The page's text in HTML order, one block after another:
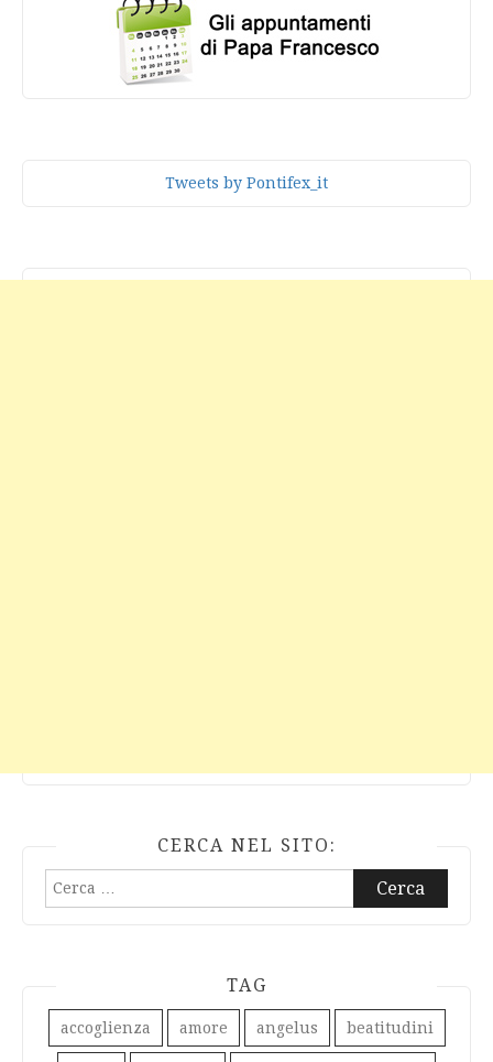
Tweets by Pontifex_it
CERCA NEL SITO:
Ricerca
TAG
accoglienza amore angelus beatitudini